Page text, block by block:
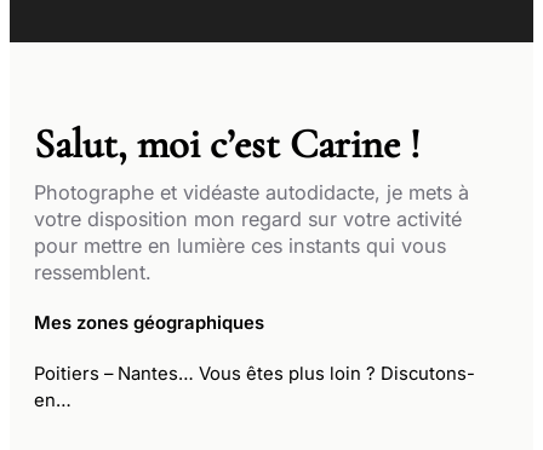
Salut, moi c’est Carine !
Photographe et vidéaste autodidacte, je mets à
votre disposition mon regard sur votre activité
pour mettre en lumière ces instants qui vous
ressemblent.
Mes zones géographiques
Poitiers – Nantes​​… Vous êtes plus loin ? Discutons-
en…